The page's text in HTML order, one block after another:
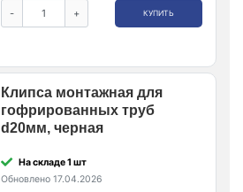
- + КУПИТЬ
Клипса монтажная для
гофрированных труб
d20мм, черная
На складе 1 шт
Обновлено 17.04.2026